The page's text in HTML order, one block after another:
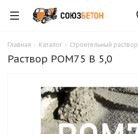
Главная - Каталог - Строительный раствор
Раствор РОМ75 В 5,0